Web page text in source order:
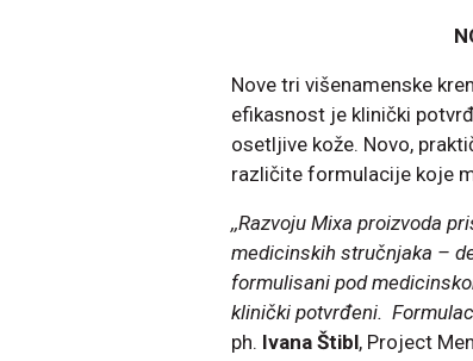
Nove tri višenamenske
efikasnost je klinički
osetljive kože. Novo,
različite formulacije koje
,,Razvoju Mixa proizvoda
medicinskih stručnjaka –
formulisani pod
klinički potvrđeni.
ph. Ivana Štibl, Project